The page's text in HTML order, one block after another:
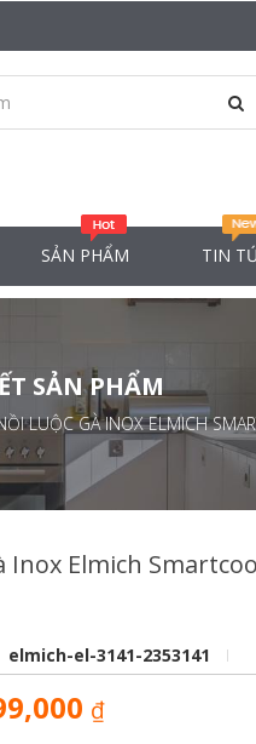
SẢN PHẨM TIN
SẢN PHẨM
LUỘC GÀ INOX ELMICH
Inox Elmich
elmich-el-3141-2353141
₫